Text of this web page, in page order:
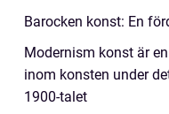
Barocken konst: En
Modernism konst är
inom konsten under
1900-talet